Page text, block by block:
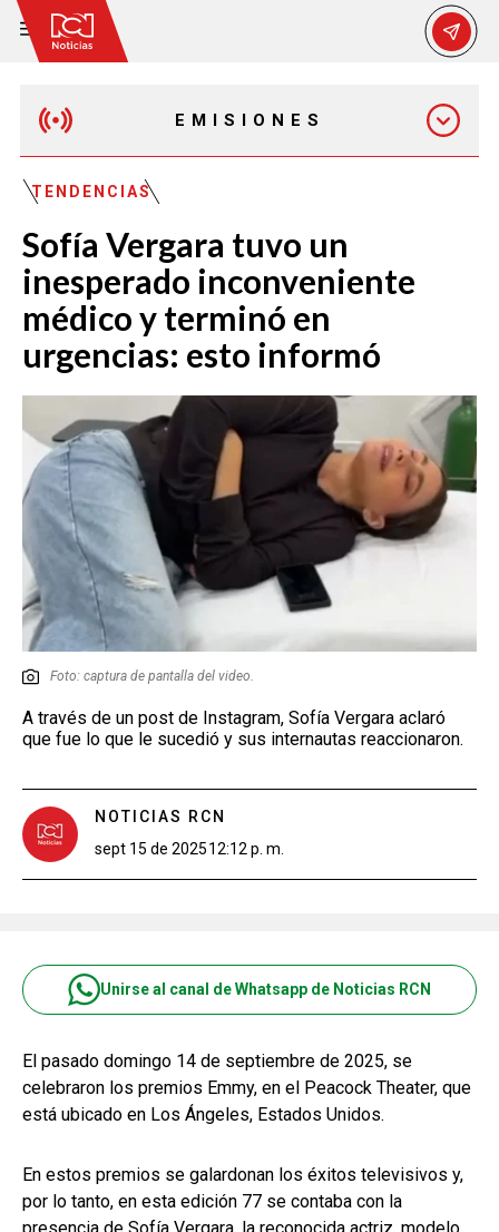
EMISIONES
MAÑANA EXPRESS
EMISIÓN 12:30 PM
EMISIÓN 7:00 PM
EMISIÓN 11:30 PM
TENDENCIAS
Sofía Vergara tuvo un
inesperado inconveniente
médico y terminó en
urgencias: esto informó
Foto: captura de pantalla del video.
A través de un post de Instagram, Sofía Vergara aclaró
que fue lo que le sucedió y sus internautas reaccionaron.
NOTICIAS RCN
sept 15 de 202512:12 p. m.
Unirse al canal de Whatsapp de Noticias RCN
El pasado domingo 14 de septiembre de 2025, se
celebraron los premios Emmy, en el Peacock Theater, que
está ubicado en Los Ángeles, Estados Unidos.
En estos premios se galardonan los éxitos televisivos y,
por lo tanto, en esta edición 77 se contaba con la
presencia de Sofía Vergara, la reconocida actriz, modelo,